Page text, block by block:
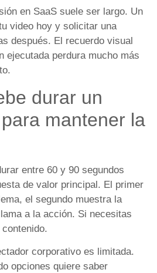
en SaaS suele ser largo. Un
video hoy y solicitar una
después. El recuerdo visual
ejecutada perdura mucho más
durar un
mantener la
entre 60 y 90 segundos
de valor principal. El primer
el segundo muestra la
a la acción. Si necesitas
corporativo es limitada.
opciones quiere saber